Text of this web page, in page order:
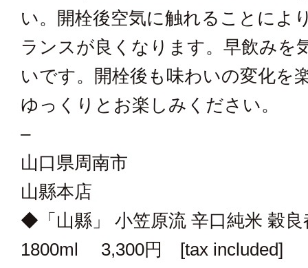
い。開栓後空気に触れることによ
ランスが良くなります。早飲みを
いです。開栓後も味わいの変化を
ゆっくりとお楽しみください。
–
山口県周南市
山縣本店
◆「山縣」 小笠原流 辛口純米 穀良
1800ml 3,300円 [tax included]